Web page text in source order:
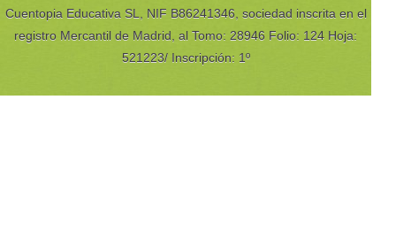
Cuentopia Educativa SL, NIF B86241346, sociedad inscrita en el
registro Mercantil de Madrid, al Tomo: 28946 Folio: 124 Hoja:
521223/ Inscripción: 1º